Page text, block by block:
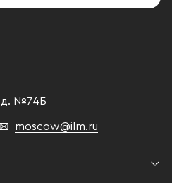
д. №74Б
moscow@ilm.ru